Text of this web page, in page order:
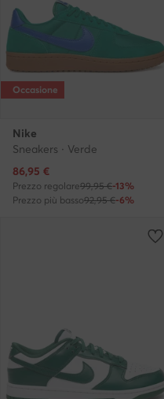
Occasione
Nike
Sneakers · Verde
Prezzo attuale
86,95 €
Prezzo regolare99,95 €-13%
Prezzo più basso92,95 €-6%